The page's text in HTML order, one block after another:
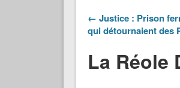
← Justice : Prison
qui détournaient des
La Réole